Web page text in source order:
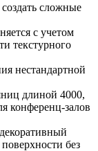
сложные
с учетом
текстурного
нестандартной
длиной 4000,
конференц-залов
без